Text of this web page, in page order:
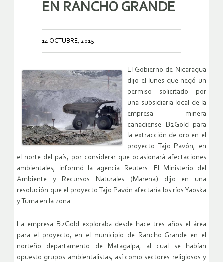
EN RANCHO GRANDE
14 OCTUBRE, 2015
El Gobierno de Nicaragua
dijo el lunes que negó un
permiso solicitado por
una subsidiaria local de la
empresa minera
canadiense B2Gold para
la extracción de oro en el
proyecto Tajo Pavón, en
el norte del país, por considerar que ocasionará afectaciones
ambientales, informó la agencia Reuters. El Ministerio del
Ambiente y Recursos Naturales (Marena) dijo en una
resolución que el proyecto Tajo Pavón afectaría los ríos Yaoska
y Tuma en la zona.
La empresa B2Gold exploraba desde hace tres años el área
para el proyecto, en el municipio de Rancho Grande en el
norteño departamento de Matagalpa, al cual se habían
opuesto grupos ambientalistas, así como sectores religiosos y